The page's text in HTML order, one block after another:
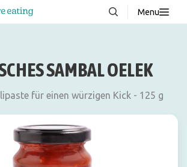
Menu
SAMBAL OELEK
für einen würzigen Kick - 125 g